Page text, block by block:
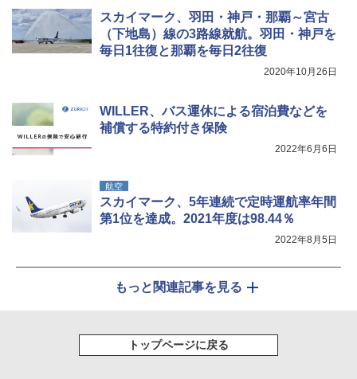
[キャンパーズコレクション 山善] 傘みたいに
広げるだけ パッとサッとテント キューブワ
イドプラス ブラックコーティング フルクロ
ーズ メッシュ 5人用 簡単設置 ポップアップ
テント PATCW-200B エクルベージュ
通気窓付き】収納袋付き UVカット 防水 防災
コンパクト iimono117 (ブルー)
スカイマーク、羽田・神戸・那覇～宮古
（下地島）線の3路線就航。羽田・神戸を
毎日1往復と那覇を毎日2往復
2020年10月26日
WILLER、バス運休による宿泊費などを
補償する特約付き保険
2022年6月6日
航空
スカイマーク、5年連続で定時運航率年間
第1位を達成。2021年度は98.44％
2022年8月5日
もっと関連記事を見る
トップページに戻る